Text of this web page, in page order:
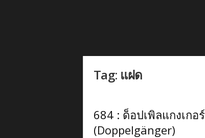
Tag: แฝด
684 : ด็อปเพิลแกงเกอร์
(Doppelgänger)